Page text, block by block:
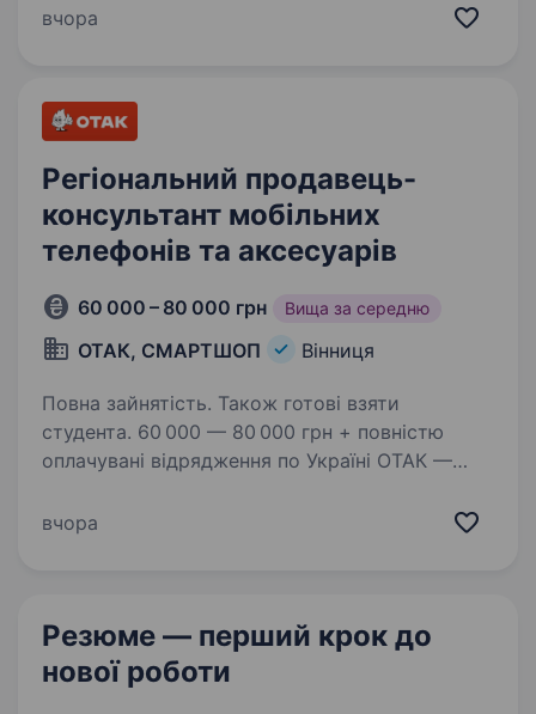
асортиментом товару найкращих українських
вчора
Регіональний продавець-
консультант мобільних
телефонів та аксесуарів
60 000 – 80 000 грн Вища за середню
ОТАК, СМАРТШОП Вінниця
Повна зайнятість. Також готові взяти
студента. 60 000 — 80 000 грн + повністю
оплачувані відрядження по Україні ОТАК —
заробляти, подорожувати та будувати кар'єру
вчора
Резюме — перший крок до
нової роботи